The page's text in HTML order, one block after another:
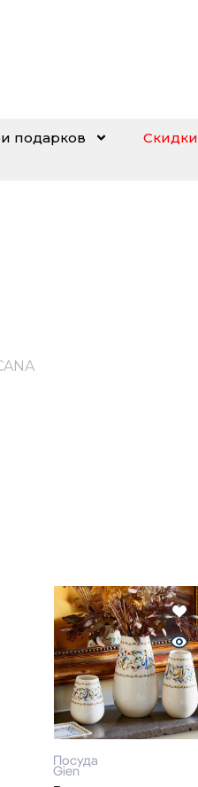
подарков Скидки
Посуда
Gien